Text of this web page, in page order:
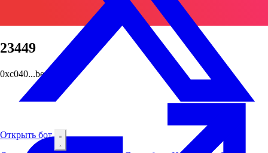
Открыть бот
23449
0xc040...beac